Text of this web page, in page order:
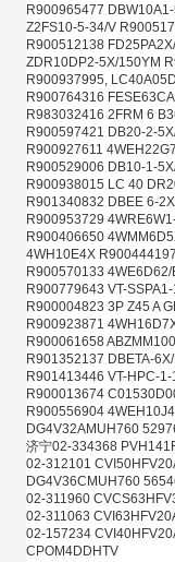
R900965477
Z2FS10-5-34/V
R900512138
ZDR10DP2-5X/150YM
R900937995,
R900764316
R983032416 2FRM 6
R900597421 DB20-2-
R900927611
R900529006 DB10-1-
R900938015 LC 40
R901340832 DBEE 6-
R900953729
R900406650
4WH10E4X R900444197
R900570133
R900779643 VT-
R900004823 3P Z45 A
R900923871
R900061658
R901352137 DBETA-
R901413446 VT-HPC-
R900013674
R900556904
DG4V32AMUH760
济宁02-334368
02-312101
DG4V36CMUH760
02-311960
02-311063
02-157234
CPOM4DDHTV